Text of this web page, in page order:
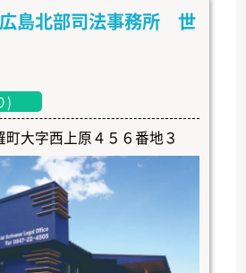
島北部司法事務所 世
)
大字西上原４５６番地３